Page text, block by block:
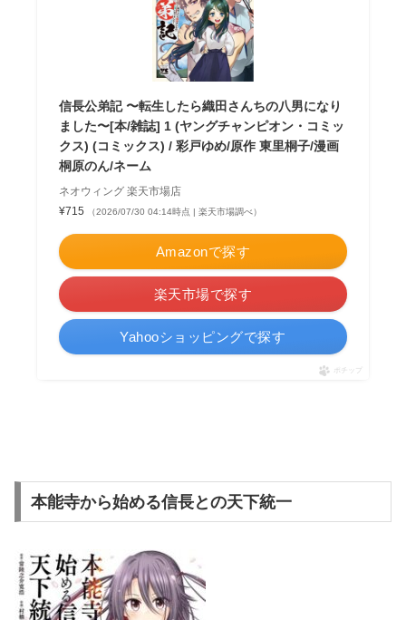
信長公弟記 〜転生したら織田さんちの八男になり
ました〜[本/雑誌] 1 (ヤングチャンピオン・コミッ
クス) (コミックス) / 彩戸ゆめ/原作 東里桐子/漫画
桐原のん/ネーム
ネオウィング 楽天市場店
¥715
（2026/07/30 04:14時点 | 楽天市場調べ）
Amazonで探す
楽天市場で探す
Yahooショッピングで探す
ポチップ
本能寺から始める信長との天下統一